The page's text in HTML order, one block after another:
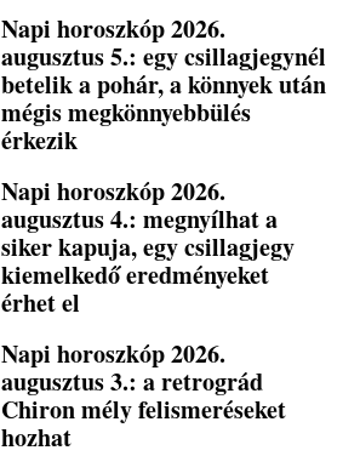
Napi horoszkóp 2026.
augusztus 5.: egy csillagjegynél
betelik a pohár, a könnyek után
mégis megkönnyebbülés
érkezik
Napi horoszkóp 2026.
augusztus 4.: megnyílhat a
siker kapuja, egy csillagjegy
kiemelkedő eredményeket
érhet el
Napi horoszkóp 2026.
augusztus 3.: a retrográd
Chiron mély felismeréseket
hozhat